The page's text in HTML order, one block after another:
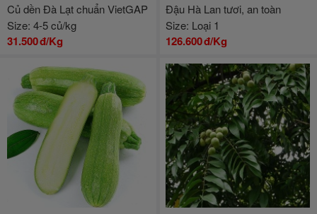
Củ dền Đà Lạt chuẩn VietGAP
Size: 4-5 củ/kg
31.500đ/Kg
Đậu Hà Lan tươi, an toàn
Size: Loại 1
126.600đ/Kg